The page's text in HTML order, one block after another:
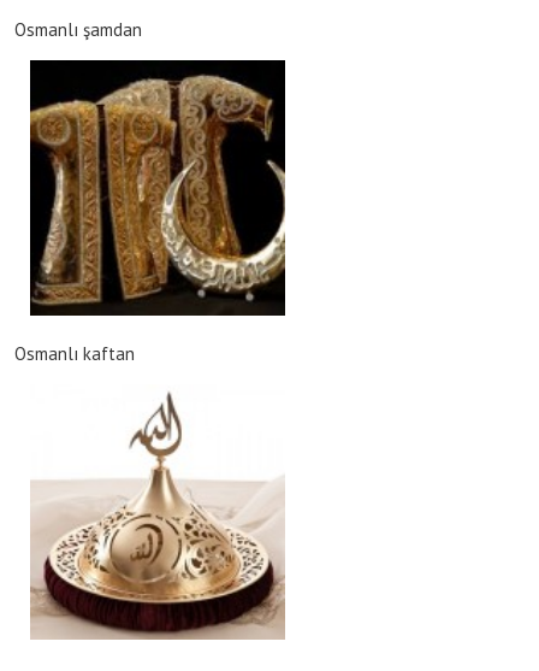
Osmanlı şamdan
Osmanlı kaftan